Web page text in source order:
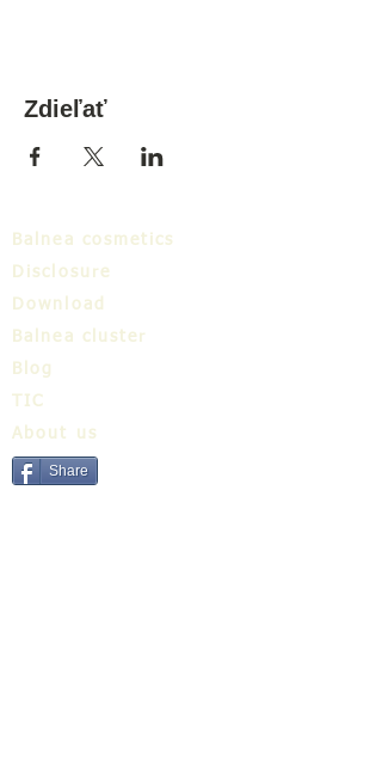
Zdieľať
Balnea cosmetics
Disclosure
Download
Balnea cluster
Blog
TIC
About us
Share